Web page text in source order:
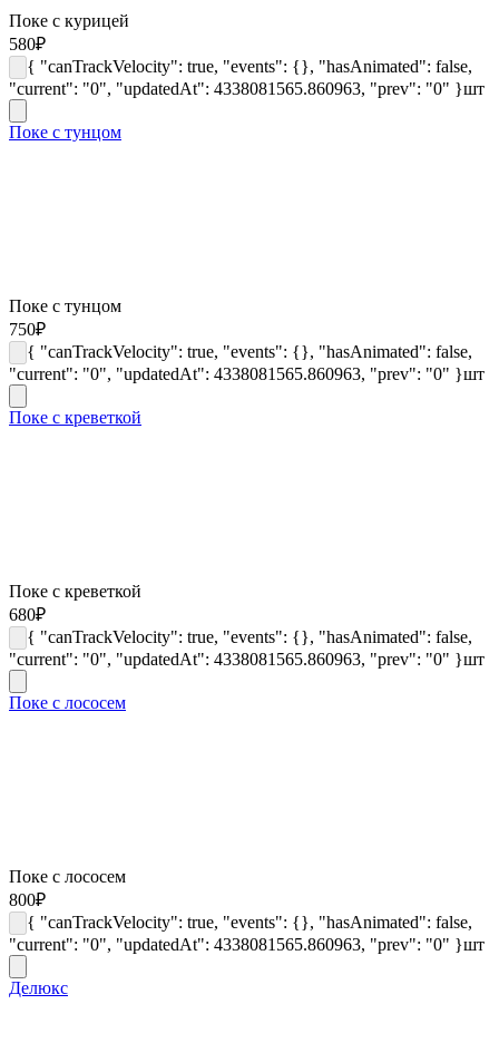
Поке с курицей
580₽
{ "canTrackVelocity": true, "events": {}, "hasAnimated": false,
"current": "0", "updatedAt": 4338081565.860963, "prev": "0" }шт
Поке с тунцом
Поке с тунцом
750₽
{ "canTrackVelocity": true, "events": {}, "hasAnimated": false,
"current": "0", "updatedAt": 4338081565.860963, "prev": "0" }шт
Поке с креветкой
Поке с креветкой
680₽
{ "canTrackVelocity": true, "events": {}, "hasAnimated": false,
"current": "0", "updatedAt": 4338081565.860963, "prev": "0" }шт
Поке с лососем
Поке с лососем
800₽
{ "canTrackVelocity": true, "events": {}, "hasAnimated": false,
"current": "0", "updatedAt": 4338081565.860963, "prev": "0" }шт
Делюкс